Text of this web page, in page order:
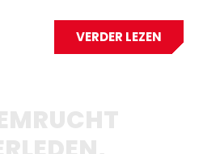
VERDER LEZEN